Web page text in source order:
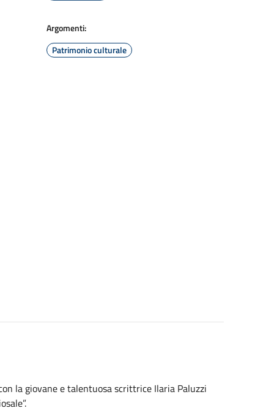
Argomenti:
Patrimonio culturale
la giovane e talentuosa scrittrice Ilaria Paluzzi